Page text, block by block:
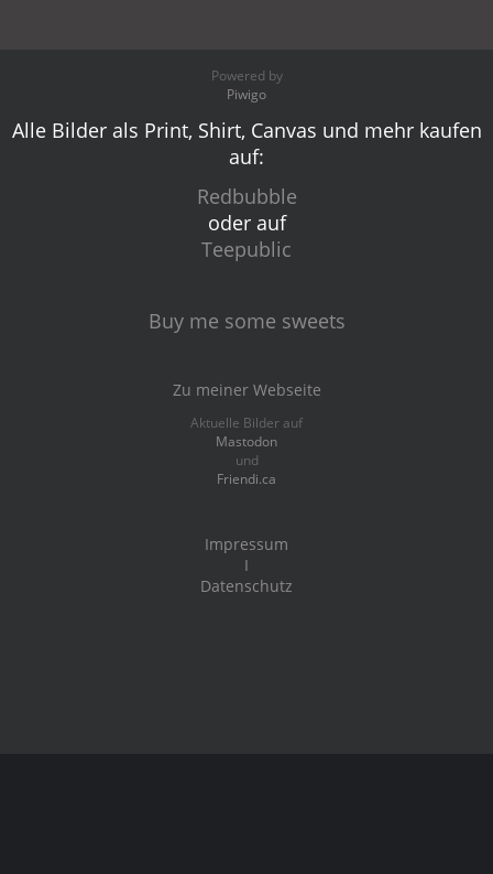
Powered by
Piwigo
Alle Bilder als Print, Shirt, Canvas und mehr kaufen
auf:
Redbubble
oder auf
Teepublic
Buy me some sweets
Zu meiner Webseite
Aktuelle Bilder auf
Mastodon
und
Friendi.ca
Impressum
I
Datenschutz